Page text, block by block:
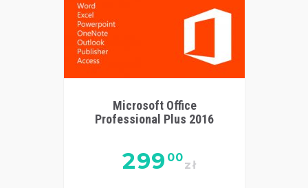
Microsoft Office
Professional Plus 2016
299 00
zł